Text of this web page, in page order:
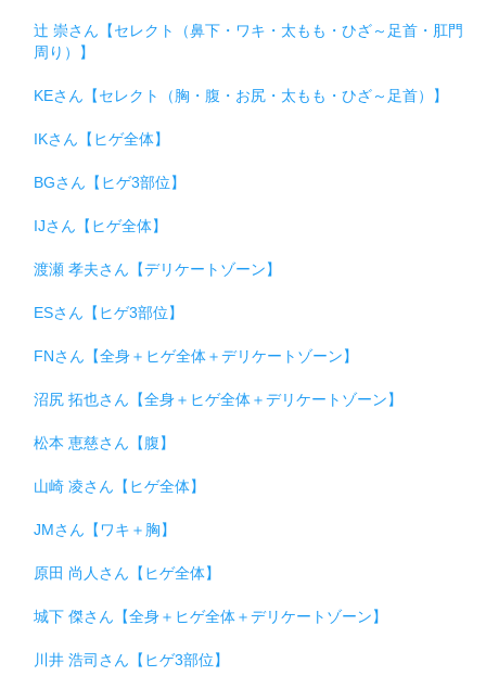
辻 崇さん【セレクト（鼻下・ワキ・太もも・ひざ～足首・肛門
周り）】
KEさん【セレクト（胸・腹・お尻・太もも・ひざ～足首）】
IKさん【ヒゲ全体】
BGさん【ヒゲ3部位】
IJさん【ヒゲ全体】
渡瀬 孝夫さん【デリケートゾーン】
ESさん【ヒゲ3部位】
FNさん【全身＋ヒゲ全体＋デリケートゾーン】
沼尻 拓也さん【全身＋ヒゲ全体＋デリケートゾーン】
松本 恵慈さん【腹】
山崎 凌さん【ヒゲ全体】
JMさん【ワキ＋胸】
原田 尚人さん【ヒゲ全体】
城下 傑さん【全身＋ヒゲ全体＋デリケートゾーン】
川井 浩司さん【ヒゲ3部位】